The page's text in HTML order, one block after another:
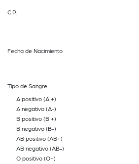
C.P.
Fecha de Nacimiento
Tipo de Sangre
A positivo (A +)
A negativo (A-)
B positivo (B +)
B negativo (B-)
AB positivo (AB+)
AB negativo (AB-)
O positivo (O+)